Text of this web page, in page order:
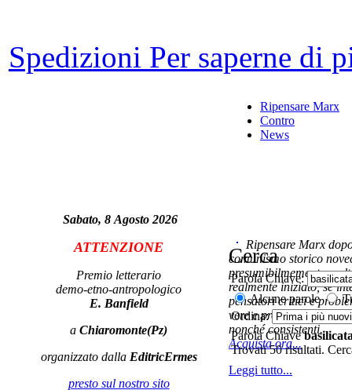
Le
Spedizioni Per saperne di
Sabato, 8 Agosto 2026
ATTENZIONE
Premio letterario
demo-etno-antropologico
E. Banfield
a Chiaromonte(Pz)
organizzato dalla EditricErmes
presto sul nostro sito
Ripensare Marx
Contro
News
Ripensare Marx
comunismo storico
presumibilmemente
realmente iniziato, se
pensatori critici e
vere e proprie correnti
nonché consistenti.
Acquista ora...
Leggi tutto...
Cerca
Parola Chiave:
Alcune parole
Ordina:
Parola Chiave
Trovati 50 risultati.